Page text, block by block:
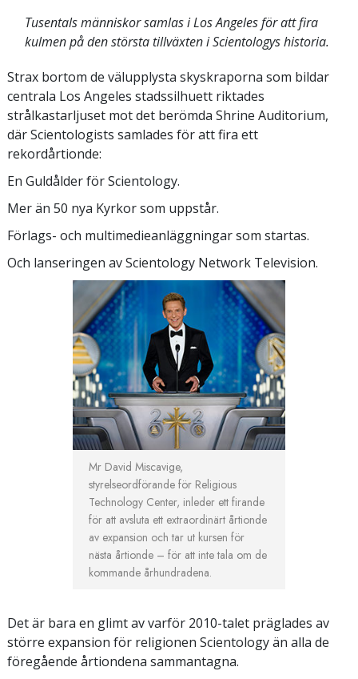
Tusentals människor samlas i Los Angeles för att fira
kulmen på den största tillväxten i Scientologys historia.
Strax bortom de välupplysta skyskraporna som bildar
centrala Los Angeles stadssilhuett riktades
strålkastarljuset mot det berömda Shrine Auditorium,
där Scientologists samlades för att fira ett
rekordårtionde:
En Guldålder för Scientology.
Mer än 50 nya Kyrkor som uppstår.
Förlags- och multimedieanläggningar som startas.
Och lanseringen av Scientology Network Television.
Mr David Miscavige,
styrelseordförande för Religious
Technology Center, inleder ett firande
för att avsluta ett extraordinärt årtionde
av expansion och tar ut kursen för
nästa årtionde – för att inte tala om de
kommande århundradena.
Det är bara en glimt av varför 2010-talet präglades av
större expansion för religionen Scientology än alla de
föregående årtiondena sammantagna.